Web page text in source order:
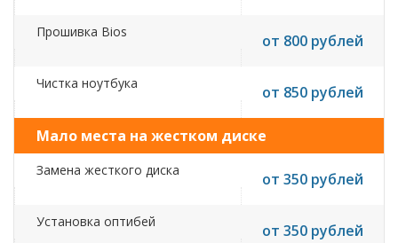
Прошивка Bios от 800 рублей
Чистка ноутбука от 850 рублей
Мало места на жестком диске
Замена жесткого диска от 350 рублей
Установка оптибей от 350 рублей